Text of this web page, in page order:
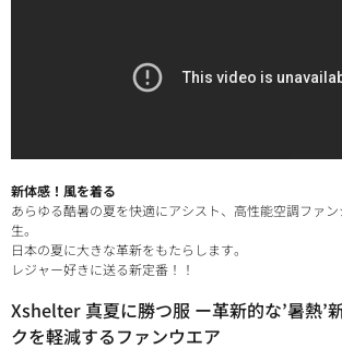
新体感！風を着る
あらゆる酷暑の夏を快適にアシスト、高性能空調ファ
生。
日本の夏に大きな革新をもたらします。
レジャー好きに送る新定番！！
Xshelter 真夏に勝つ服 ー革新的な’暑熱’
クを軽減するファンウエア